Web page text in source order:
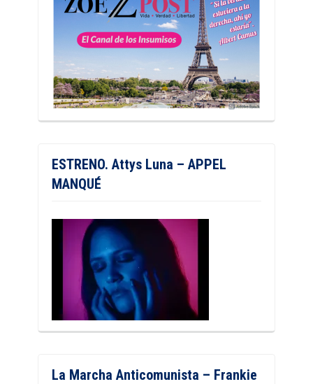
ESTRENO. Attys Luna – APPEL
MANQUÉ
La Marcha Anticomunista – Frankie